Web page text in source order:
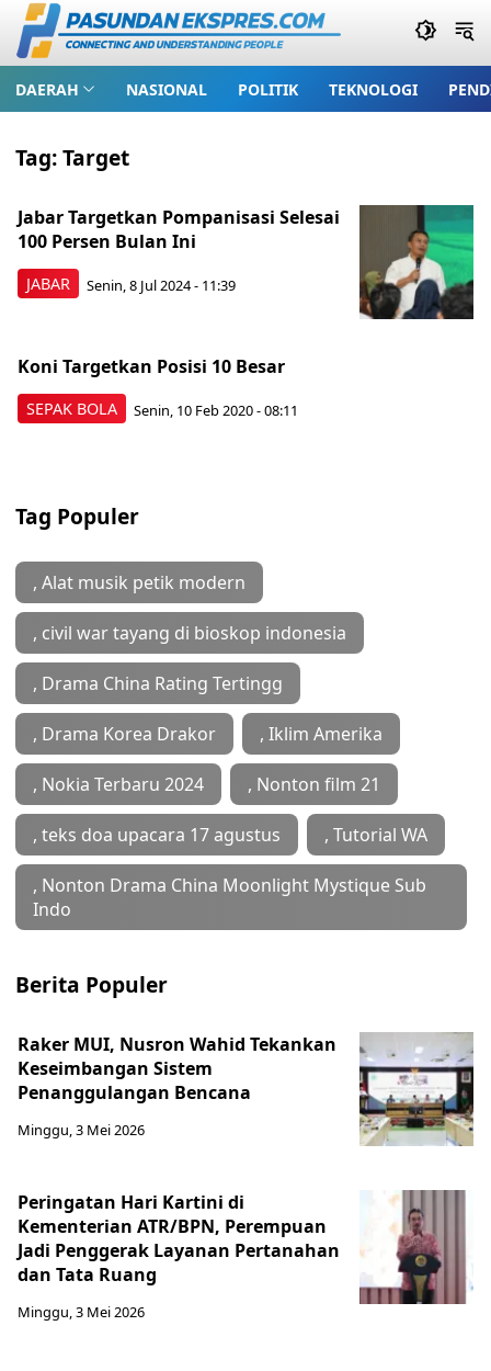
DAERAH NASIONAL POLITIK TEKNOLOGI
Tag:Target
JABAR
Jabar Targetkan Pompanisasi Selesai
100 Persen Bulan Ini
Senin, 8 Jul 2024 - 11:39
SEPAK BOLA
Koni Targetkan Posisi 10 Besar
Senin, 10 Feb 2020 - 08:11
Tag Populer
, Alat musik petik modern
, civil war tayang di bioskop indonesia
, Drama China Rating Tertingg
, Drama Korea Drakor , Iklim Amerika
, Nokia Terbaru 2024 , Nonton film 21
, teks doa upacara 17 agustus , Tutorial WA
, ‎Nonton Drama China Moonlight Mystique Sub
Indo
Berita Populer
Raker MUI, Nusron Wahid Tekankan
Keseimbangan Sistem
Penanggulangan Bencana
Minggu, 3 Mei 2026
Peringatan Hari Kartini di
Kementerian ATR/BPN, Perempuan
Jadi Penggerak Layanan Pertanahan
dan Tata Ruang
Minggu, 3 Mei 2026